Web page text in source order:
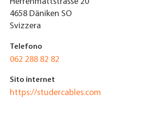
4658 Däniken SO
Svizzera
Telefono
062 288 82 82
Sito internet
https://studercables.com